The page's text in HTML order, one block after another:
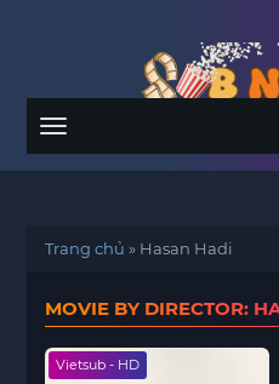
Menu
Trang chủ » Hasan Hadi
MOVIE BY DIRECTOR:
Vietsub - HD